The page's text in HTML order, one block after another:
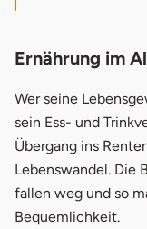
Ernährung im
Wer seine
sein Ess- und
Übergang ins
Lebenswandel. Die
fallen weg und so
Bequemlichkeit.